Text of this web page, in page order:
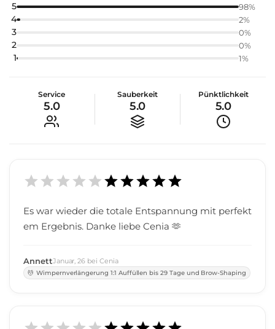
5 98%
4 2%
3 0%
2 0%
1 1%
Service
5.0
Sauberkeit
5.0
Pünktlichkeit
5.0
Es war wieder die totale Entspannung mit perfekt
em Ergebnis. Danke liebe Cenia 🫶
AnnettJanuar ,26 bei Cenia
Wimpernverlängerung 1:1 Auffüllen bis 29 Tage und Brow-Shaping